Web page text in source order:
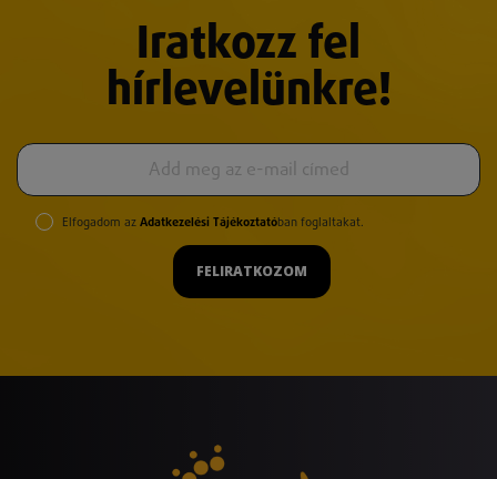
Iratkozz fel
hírlevelünkre!
Elfogadom az Adatkezelési Tájékoztatóban foglaltakat.
FELIRATKOZOM